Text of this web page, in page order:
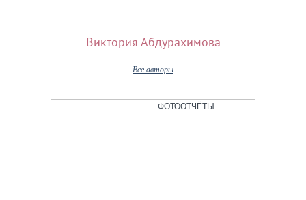
Виктория Абдурахимова
Все авторы
ФОТООТЧЁТЫ